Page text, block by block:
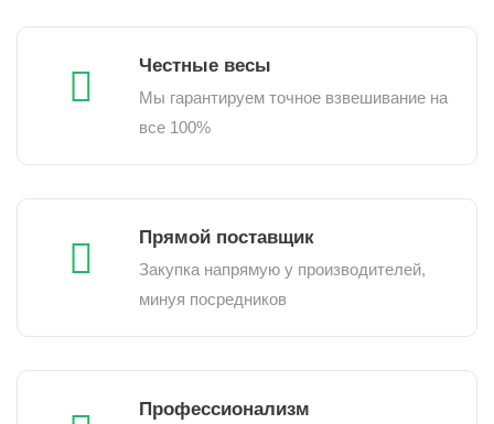
Честные весы
Мы гарантируем точное взвешивание на
все 100%
Прямой поставщик
Закупка напрямую у производителей,
минуя посредников
Профессионализм